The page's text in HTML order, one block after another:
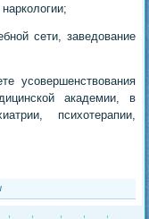
сети, заведование
усовершенствования
академии, в
психотерапии,